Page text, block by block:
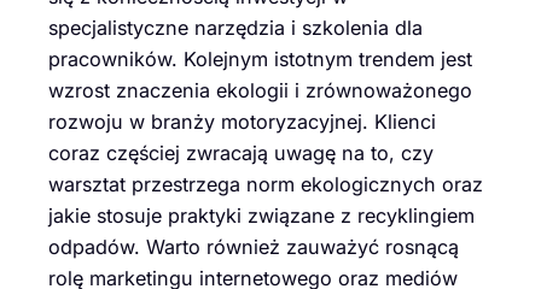
specjalistyczne narzędzia i szkolenia dla
pracowników. Kolejnym istotnym trendem jest
wzrost znaczenia ekologii i zrównoważonego
rozwoju w branży motoryzacyjnej. Klienci
coraz częściej zwracają uwagę na to, czy
warsztat przestrzega norm ekologicznych oraz
jakie stosuje praktyki związane z recyklingiem
odpadów. Warto również zauważyć rosnącą
rolę marketingu internetowego oraz mediów